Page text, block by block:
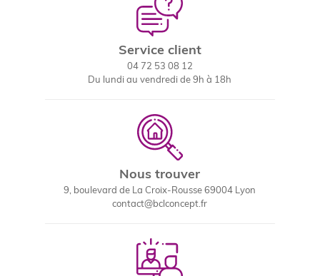
Service client
04 72 53 08 12
Du lundi au vendredi de 9h à 18h
Nous trouver
9, boulevard de La Croix-Rousse 69004 Lyon
contact@bclconcept.fr